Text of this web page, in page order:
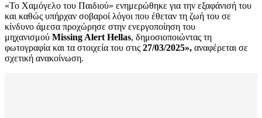
«Το Χαμόγελο του Παιδιού» ενημερώθηκε για την εξαφάνισή του
και καθώς υπήρχαν σοβαροί λόγοι που έθεταν τη ζωή του σε
κίνδυνο άμεσα προχώρησε στην ενεργοποίηση του
μηχανισμού Missing Alert Hellas, δημοσιοποιώντας τη
φωτογραφία και τα στοιχεία του στις 27/03/2025», αναφέρεται σε
σχετική ανακοίνωση.